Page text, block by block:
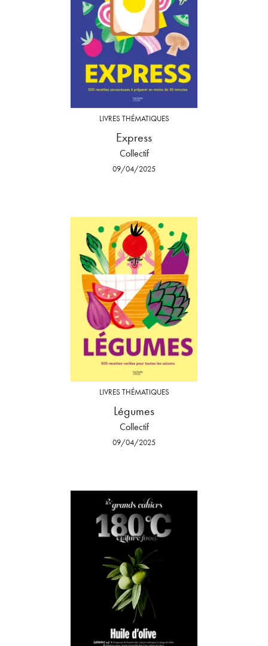
LIVRES THÉMATIQUES
Express
Collectif
09/04/2025
LIVRES THÉMATIQUES
Légumes
Collectif
09/04/2025